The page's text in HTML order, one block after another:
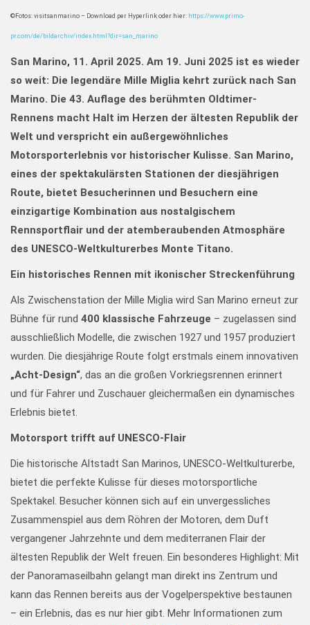
©Fotos: visitsanmarino – Download per Hyperlink oder hier: https://www.primo-
pr.com/de/bildarchiv/index.html?dir=san_marino
San Marino, 11. April 2025. Am 19. Juni 2025 ist es wieder
so weit: Die legendäre Mille Miglia kehrt zurück nach San
Marino. Die 43. Auflage des berühmten Oldtimer-
Rennens macht Halt im Herzen der ältesten Republik der
Welt und verspricht ein außergewöhnliches
Motorsporterlebnis vor historischer Kulisse. San Marino,
eines der spektakulärsten Stationen der diesjährigen
Route, bietet Besucherinnen und Besuchern eine
einzigartige Kombination aus nostalgischem
Rennsportflair und der atemberaubenden Atmosphäre
des UNESCO-Weltkulturerbes Monte Titano.
Ein historisches Rennen mit ikonischer Streckenführung
Als Zwischenstation der Mille Miglia wird San Marino erneut zur
Bühne für rund 400 klassische Fahrzeuge – zugelassen sind
ausschließlich Modelle, die zwischen 1927 und 1957 produziert
wurden. Die diesjährige Route folgt erstmals einem innovativen
„Acht-Design“, das an die großen Vorkriegsrennen erinnert
und für Fahrer und Zuschauer gleichermaßen ein dynamisches
Erlebnis bietet.
Motorsport trifft auf UNESCO-Flair
Die historische Altstadt San Marinos, UNESCO-Weltkulturerbe,
bietet die perfekte Kulisse für dieses motorsportliche
Spektakel. Besucher können sich auf ein unvergessliches
Zusammenspiel aus dem Röhren der Motoren, dem Duft
vergangener Jahrzehnte und dem mediterranen Flair der
ältesten Republik der Welt freuen. Ein besonderes Highlight: Mit
der Panoramaseilbahn gelangt man direkt ins Zentrum und
kann das Rennen bereits aus der Vogelperspektive bestaunen
– ein Erlebnis, das es nur hier gibt. Mehr Informationen zum